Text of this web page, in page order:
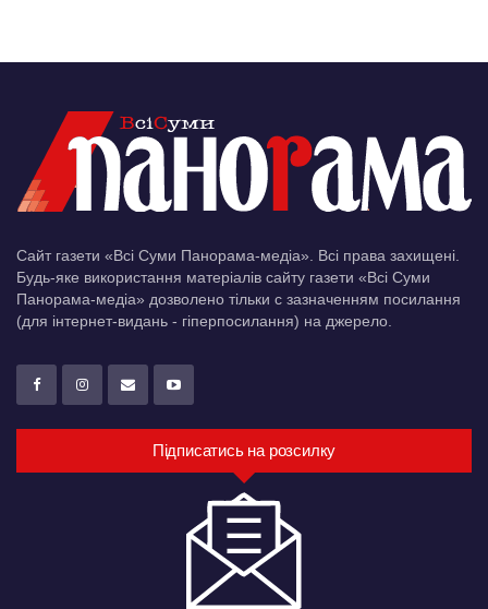
Сайт газети «Всі Суми Панорама-медіа». Всі права захищені.
Будь-яке використання матеріалів сайту газети «Всі Суми
Панорама-медіа» дозволено тільки c зазначенням посилання
(для інтернет-видань - гіперпосилання) на джерело.
Підписатись на розсилку